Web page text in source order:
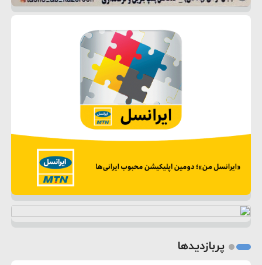
پربازدیدها